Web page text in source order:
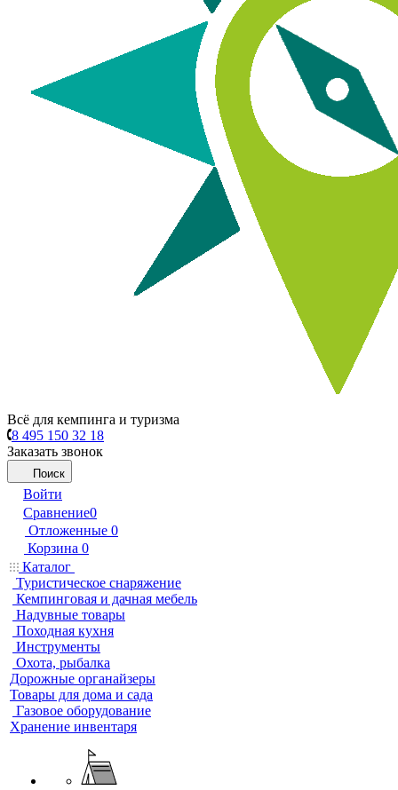
Всё для кемпинга и туризма
8 495 150 32 18
Заказать звонок
Поиск
Войти
Сравнение0
Отложенные 0
Корзина 0
Каталог
Туристическое снаряжение
Кемпинговая и дачная мебель
Надувные товары
Походная кухня
Инструменты
Охота, рыбалка
Дорожные органайзеры
Товары для дома и сада
Газовое оборудование
Хранение инвентаря